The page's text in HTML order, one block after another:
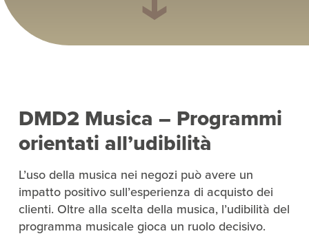
DMD2 Musica – Programmi
orientati all’udibilità
L’uso della musica nei negozi può avere un
impatto positivo sull’esperienza di acquisto dei
clienti. Oltre alla scelta della musica, l’udibilità del
programma musicale gioca un ruolo decisivo.